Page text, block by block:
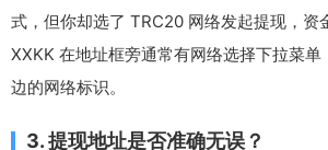
式，但你却选了 TRC20 网络发起提现，资
XXKK 在地址框旁通常有网络选择下拉菜
边的网络标识。
3. 提现地址是否准确无误？